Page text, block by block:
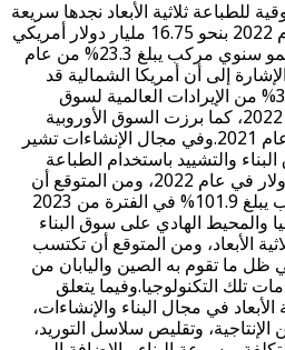
للطباعة ثلاثية الأبعاد نجدها سريعة
النمو، وقد قُدر حجمها في عام 2022 بنحو 16.75 مليار دولار أمريكي
ومن المتوقع أن ينمو بمعدل نمو سنوي مركب يبلغ 23.3% من عام
2030، وتجدر الإشارة إلى أن أمريكا الشمالية قد
استحوذت على أكثر من 33.34% من الإيرادات العالمية لسوق
الطباعة ثلاثية الأبعاد في عام 2022، كما برزت السوق الأوروبية
كثاني أكبر سوق إقليمية في عام 2021.وفي مجال الإنشاءات تشير
والتشييد باستخدام الطباعة
ثلاثية الأبعاد بلغ 18.2 مليون دولار في عام 2022، ومن المتوقع أن
يسجل معدل نمو سنوي مركب يبلغ 101.9% في الفترة من 2023
آسيا والمحيط الهادي على سوق البناء
الأبعاد، ومن المتوقع أن تكتسب
ظل ما تقوم به الصين واليابان من
تلك التكنولوجيا.وفيما يتعلق
في مجال البناء والإنشاءات،
وتقليص سلاسل التوريد،